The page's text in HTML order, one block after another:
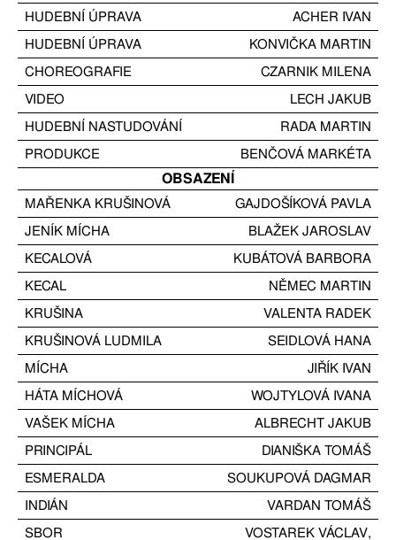
HUDEBNÍ ÚPRAVA
ACHER IVAN
HUDEBNÍ ÚPRAVA
KONVIČKA MARTIN
CHOREOGRAFIE
CZARNIK MILENA
VIDEO
LECH JAKUB
HUDEBNÍ NASTUDOVÁNÍ
RADA MARTIN
PRODUKCE
BENČOVÁ MARKÉTA
OBSAZENÍ
MAŘENKA KRUŠINOVÁ
GAJDOŠÍKOVÁ PAVLA
JENÍK MÍCHA
BLAŽEK JAROSLAV
KECALOVÁ
KUBÁTOVÁ BARBORA
KECAL
NĚMEC MARTIN
KRUŠINA
VALENTA RADEK
KRUŠINOVÁ LUDMILA
SEIDLOVÁ HANA
MÍCHA
JIŘÍK IVAN
HÁTA MÍCHOVÁ
WOJTYLOVÁ IVANA
VAŠEK MÍCHA
ALBRECHT JAKUB
PRINCIPÁL
DIANIŠKA TOMÁŠ
ESMERALDA
SOUKUPOVÁ DAGMAR
INDIÁN
VARDAN TOMÁŠ
SBOR
VOSTAREK VÁCLAV,